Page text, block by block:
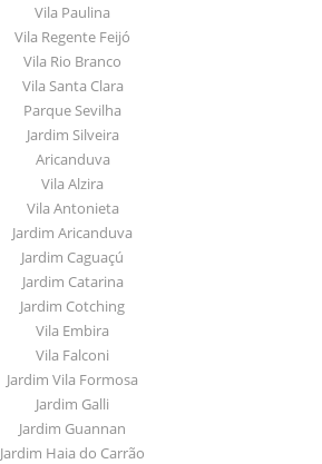
Vila Paulina
Vila Regente Feijó
Vila Rio Branco
Vila Santa Clara
Parque Sevilha
Jardim Silveira
Aricanduva
Vila Alzira
Vila Antonieta
Jardim Aricanduva
Jardim Caguaçú
Jardim Catarina
Jardim Cotching
Vila Embira
Vila Falconi
Jardim Vila Formosa
Jardim Galli
Jardim Guannan
Jardim Haia do Carrão